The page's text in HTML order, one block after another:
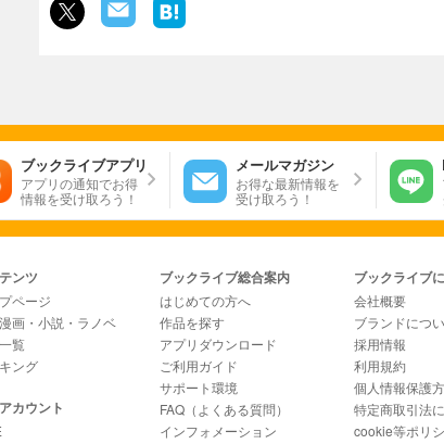
ブックライブアプリ
アプリの通知でお得
情報を受け取ろう！
メールマガジン
お得な最新情報を
受け取ろう！
ンツ
ページ
画・小説・ラノベ
覧
ング
カウント
ブックライブ総合案内
はじめての方へ
作品を探す
アプリダウンロード
ご利用ガイド
サポート環境
FAQ（よくある質問）
インフォメーション
ブックライブ
会社概要
ブランドにつ
採用情報
利用規約
個人情報保護
特定商取引法
cookie等ポリ